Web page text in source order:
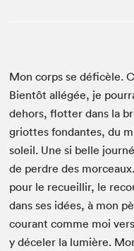
Mon corps se déficèle.
Bien­tôt allégée, je
dehors, flot­ter dans la
gri­ottes fon­dantes, du
soleil. Une si belle
de per­dre des
pour le recueil­lir, le
dans ses idées, à mon
courant comme moi
y décel­er la lumière.